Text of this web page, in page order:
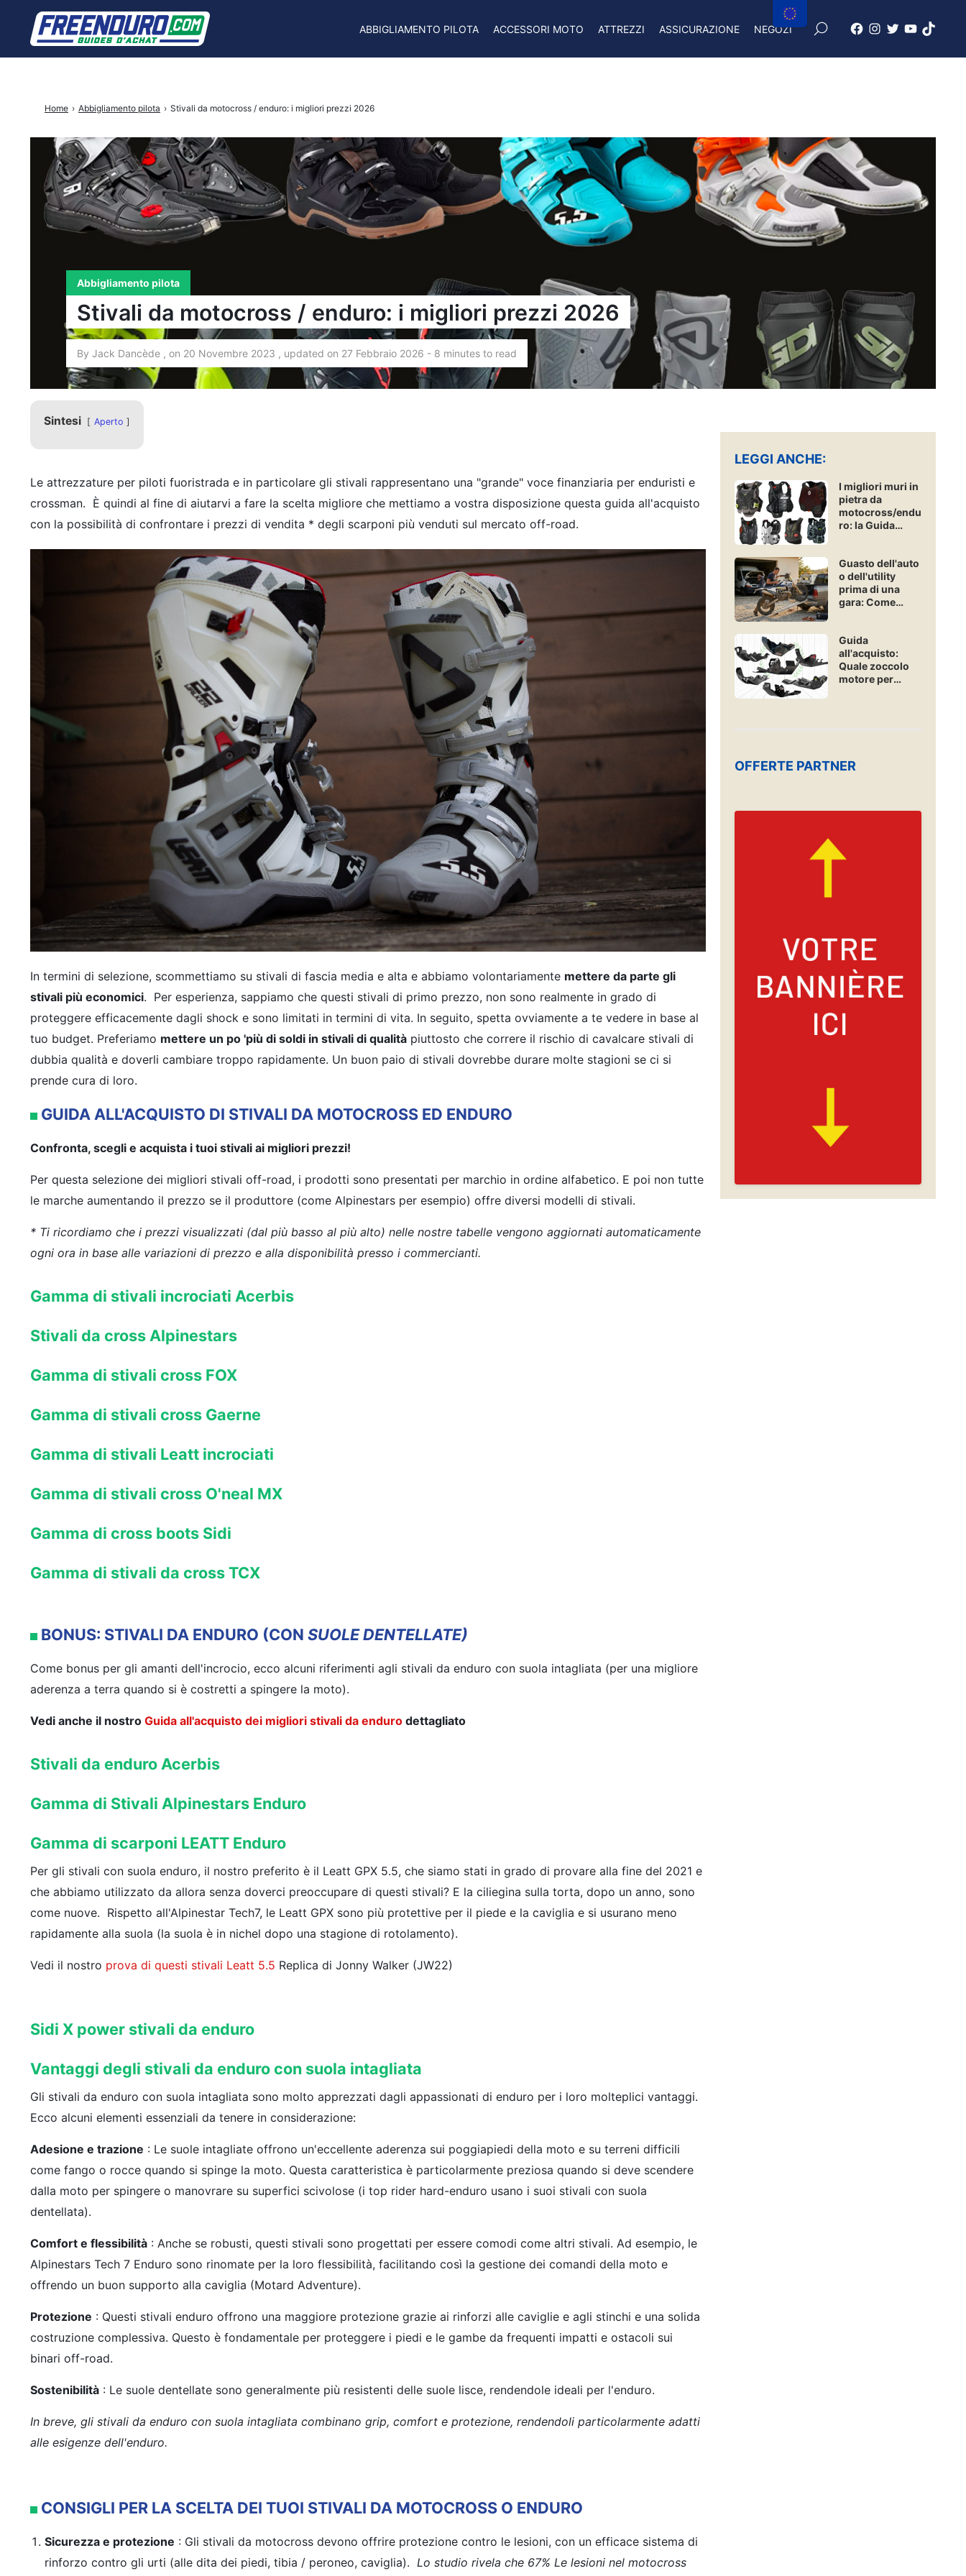
Abbigliamento pilota
Stivali da motocross / enduro: i migliori prezzi 2026
By Jack Dancède , on 20 Novembre 2023 , updated on 27 Febbraio 2026 - 8 minutes to read
Home › Abbigliamento pilota › Stivali da motocross / enduro: i migliori prezzi 2026
Sintesi Aperto
Le attrezzature per piloti fuoristrada e in particolare gli stivali rappresentano una "grande" voce finanziaria per enduristi e
crossman. È quindi al fine di aiutarvi a fare la scelta migliore che mettiamo a vostra disposizione questa guida all'acquisto
con la possibilità di confrontare i prezzi di vendita * degli scarponi più venduti sul mercato off-road.
In termini di selezione, scommettiamo su stivali di fascia media e alta e abbiamo volontariamente mettere da parte gli
stivali più economici. Per esperienza, sappiamo che questi stivali di primo prezzo, non sono realmente in grado di
proteggere efficacemente dagli shock e sono limitati in termini di vita. In seguito, spetta ovviamente a te vedere in base al
tuo budget. Preferiamo mettere un po 'più di soldi in stivali di qualità piuttosto che correre il rischio di cavalcare stivali di
dubbia qualità e doverli cambiare troppo rapidamente. Un buon paio di stivali dovrebbe durare molte stagioni se ci si
prende cura di loro.
GUIDA ALL'ACQUISTO DI STIVALI DA MOTOCROSS ED ENDURO
Confronta, scegli e acquista i tuoi stivali ai migliori prezzi!
Per questa selezione dei migliori stivali off-road, i prodotti sono presentati per marchio in ordine alfabetico. E poi non tutte
le marche aumentando il prezzo se il produttore (come Alpinestars per esempio) offre diversi modelli di stivali.
* Ti ricordiamo che i prezzi visualizzati (dal più basso al più alto) nelle nostre tabelle vengono aggiornati automaticamente
ogni ora in base alle variazioni di prezzo e alla disponibilità presso i commercianti.
Gamma di stivali incrociati Acerbis
Stivali da cross Alpinestars
Gamma di stivali cross FOX
Gamma di stivali cross Gaerne
Gamma di stivali Leatt incrociati
Gamma di stivali cross O'neal MX
Gamma di cross boots Sidi
Gamma di stivali da cross TCX
BONUS: STIVALI DA ENDURO (CON SUOLE DENTELLATE)
Come bonus per gli amanti dell'incrocio, ecco alcuni riferimenti agli stivali da enduro con suola intagliata (per una migliore
aderenza a terra quando si è costretti a spingere la moto).
Vedi anche il nostro Guida all'acquisto dei migliori stivali da enduro dettagliato
Stivali da enduro Acerbis
Gamma di Stivali Alpinestars Enduro
Gamma di scarponi LEATT Enduro
Per gli stivali con suola enduro, il nostro preferito è il Leatt GPX 5.5, che siamo stati in grado di provare alla fine del 2021 e
che abbiamo utilizzato da allora senza doverci preoccupare di questi stivali? E la ciliegina sulla torta, dopo un anno, sono
come nuove. Rispetto all'Alpinestar Tech7, le Leatt GPX sono più protettive per il piede e la caviglia e si usurano meno
rapidamente alla suola (la suola è in nichel dopo una stagione di rotolamento).
Vedi il nostro prova di questi stivali Leatt 5.5 Replica di Jonny Walker (JW22)
Sidi X power stivali da enduro
Vantaggi degli stivali da enduro con suola intagliata
Gli stivali da enduro con suola intagliata sono molto apprezzati dagli appassionati di enduro per i loro molteplici vantaggi.
Ecco alcuni elementi essenziali da tenere in considerazione:
Adesione e trazione : Le suole intagliate offrono un'eccellente aderenza sui poggiapiedi della moto e su terreni difficili
come fango o rocce quando si spinge la moto. Questa caratteristica è particolarmente preziosa quando si deve scendere
dalla moto per spingere o manovrare su superfici scivolose (i top rider hard-enduro usano i suoi stivali con suola
dentellata).
Comfort e flessibilità : Anche se robusti, questi stivali sono progettati per essere comodi come altri stivali. Ad esempio, le
Alpinestars Tech 7 Enduro sono rinomate per la loro flessibilità, facilitando così la gestione dei comandi della moto e
offrendo un buon supporto alla caviglia (Motard Adventure).
Protezione : Questi stivali enduro offrono una maggiore protezione grazie ai rinforzi alle caviglie e agli stinchi e una solida
costruzione complessiva. Questo è fondamentale per proteggere i piedi e le gambe da frequenti impatti e ostacoli sui
binari off-road.
Sostenibilità : Le suole dentellate sono generalmente più resistenti delle suole lisce, rendendole ideali per l'enduro.
In breve, gli stivali da enduro con suola intagliata combinano grip, comfort e protezione, rendendoli particolarmente adatti
alle esigenze dell'enduro.
CONSIGLI PER LA SCELTA DEI TUOI STIVALI DA MOTOCROSS O ENDURO
Sicurezza e protezione : Gli stivali da motocross devono offrire protezione contro le lesioni, con un efficace sistema di
rinforzo contro gli urti (alle dita dei piedi, tibia / peroneo, caviglia). Lo studio rivela che 67% Le lesioni nel motocross
LEGGI ANCHE:
I migliori muri in
pietra da
motocross/endu
ro: la Guida
Guasto dell'auto
o dell'utility
prima di una
gara: Come
emergenza?
Guida
all'acquisto:
Quale zoccolo
motore per
OFFERTE PARTNER
ABBIGLIAMENTO PILOTA ACCESSORI MOTO ATTREZZI ASSICURAZIONE NEGOZI
Facebook
Freenduro
Instagram
Freenduro
X
Freenduro
Youtube
Freenduro
Tiktok
×